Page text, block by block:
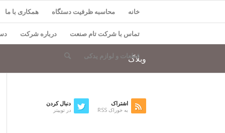
خانه محاسبه ظرفیت دستگاه همکاری با ما
تماس با شرکت تام صنعت درباره شرکت
قطعات و لوازم یدکی
وبلاگ
دنبال کردن
در توییتر
اشتراک
به خوراک RSS